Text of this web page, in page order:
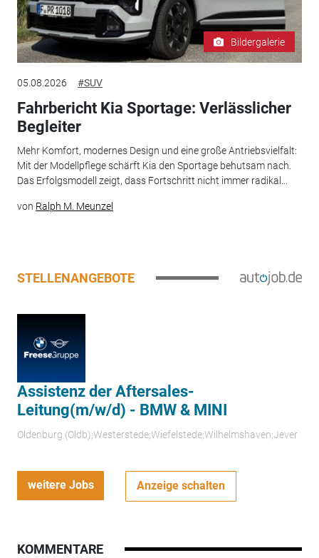
Bildergalerie
05.08.2026 #SUV
Fahrbericht Kia Sportage: Verlässlicher
Begleiter
Mehr Komfort, modernes Design und eine große Antriebsvielfalt:
Mit der Modellpflege schärft Kia den Sportage behutsam nach.
Das Erfolgsmodell zeigt, dass Fortschritt nicht immer radikal...
von Ralph M. Meunzel
STELLENANGEBOTE
Assistenz der Aftersales-
Leitung(m/w/d) - BMW & MINI
Oldenburg (Oldb);Westerstede;Wiefelstede;Wilhelmshaven;Jever
weitere Jobs Anzeige schalten
KOMMENTARE